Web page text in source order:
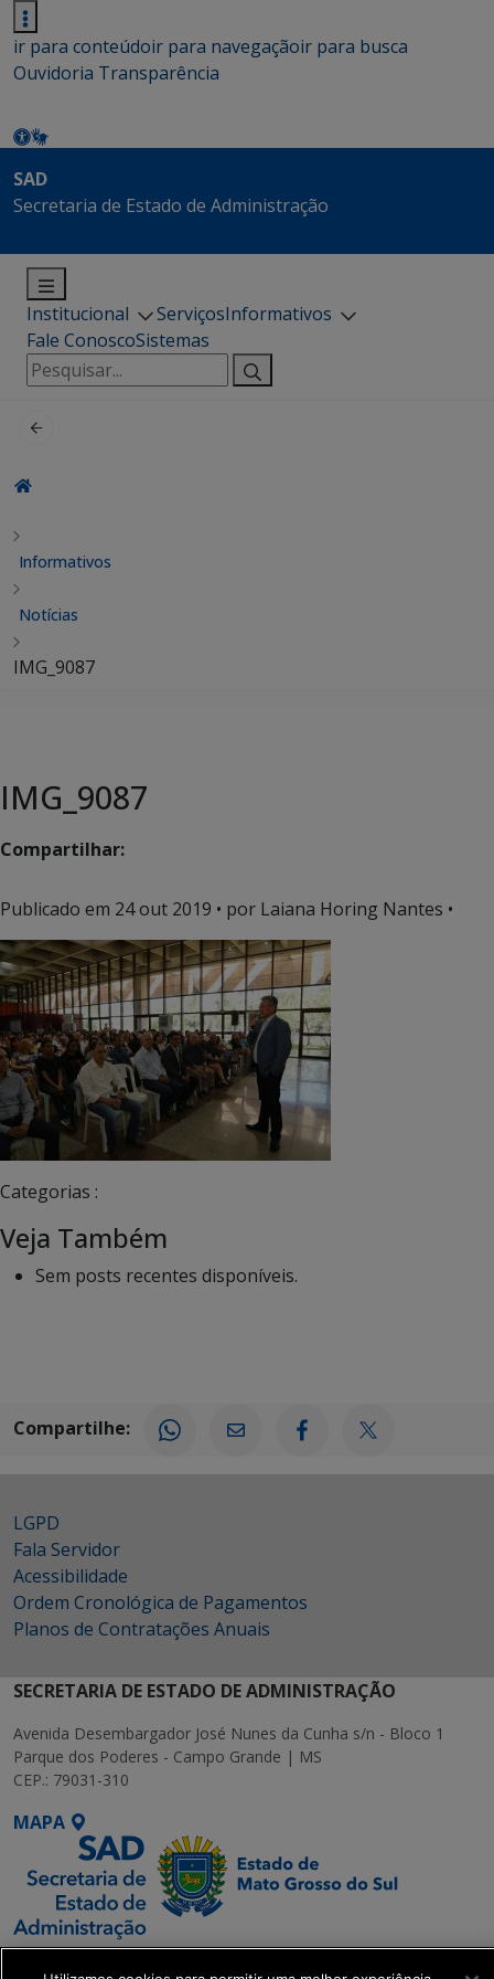
ir para conteúdoir para navegaçãoir para busca
Ouvidoria Transparência
SAD
Secretaria de Estado de Administração
Institucional ServiçosInformativos
Fale ConoscoSistemas
Pesquisar
por:
Informativos
Notícias
IMG_9087
IMG_9087
Compartilhar:
Publicado em 24 out 2019 • por Laiana Horing Nantes •
Categorias :
Veja Também
Sem posts recentes disponíveis.
Compartilhe:
LGPD
Fala Servidor
Acessibilidade
Ordem Cronológica de Pagamentos
Planos de Contratações Anuais
SECRETARIA DE ESTADO DE ADMINISTRAÇÃO
Avenida Desembargador José Nunes da Cunha s/n - Bloco 1
Parque dos Poderes - Campo Grande | MS
CEP.: 79031-310
MAPA